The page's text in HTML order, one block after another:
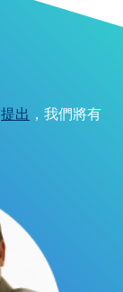
提出 ，我們將有